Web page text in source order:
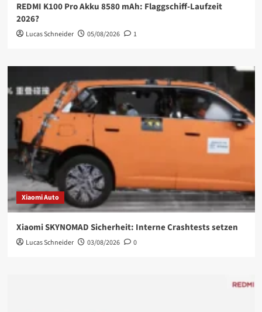
REDMI K100 Pro Akku 8580 mAh: Flaggschiff-Laufzeit
2026?
Lucas Schneider 05/08/2026 1
Xiaomi Auto
Xiaomi SKYNOMAD Sicherheit: Interne Crashtests setzen
Lucas Schneider 03/08/2026 0